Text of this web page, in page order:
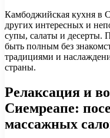
Камбоджийская кухня в
других интересных и
супы, салаты и десерты.
быть полным без
традициями и
страны.
Релаксация и
Сиемреапе:
массажных